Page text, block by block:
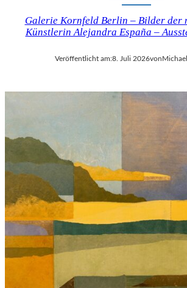
Galerie Kornfeld Berlin – Bilder der
Künstlerin Alejandra España –
Veröffentlicht am:8. Juli 2026von